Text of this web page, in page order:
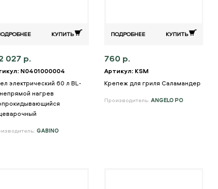
КУПИТЬ
027 р.
N0401000004
электрический 60 л BL-
нагрев
GABINO
ПОДРОБНЕЕ КУПИТЬ
760 р.
Артикул: KSM
Крепеж для гриля Саламандер
Производитель: ANGELO PO